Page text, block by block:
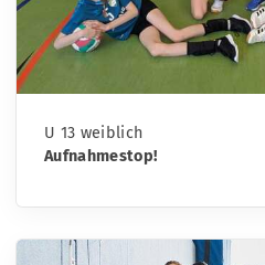
U 13 weiblich
Aufnahmestop!